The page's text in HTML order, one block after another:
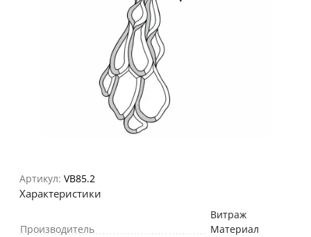
Артикул: VB85.2
Характеристики
Производитель
Витраж
Материал